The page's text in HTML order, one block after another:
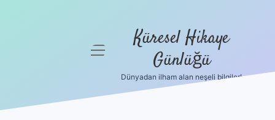
menüyü
Küresel Hikaye
Günlüğü
Dünyadan ilham alan neşeli bilgiler!